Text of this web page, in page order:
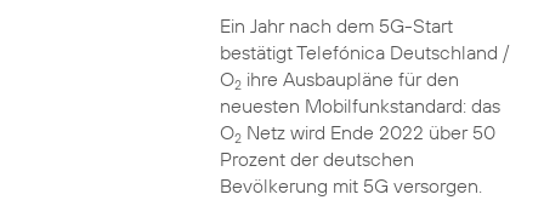
Ein Jahr nach dem 5G-Start
bestätigt Telefónica Deutschland /
O2ihre Ausbaupläne für den
neuesten Mobilfunkstandard: das
O2Netz wird Ende 2022 über 50
Prozent der deutschen
Bevölkerung mit 5G versorgen.